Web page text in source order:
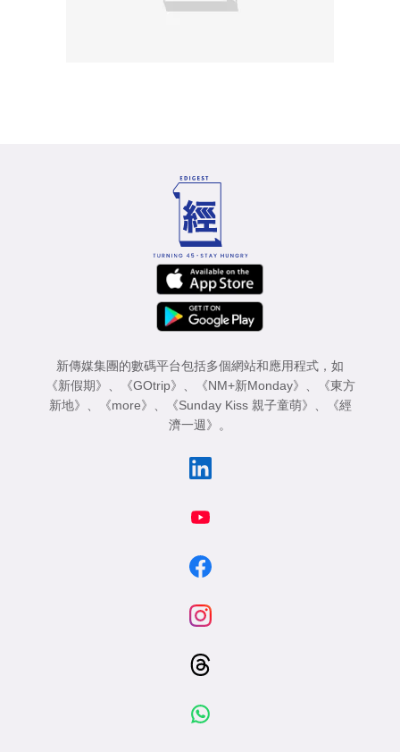
新傳媒集團的數碼平台包括多個網站和應用程式，如
《新假期》
《GOtrip》 《NM+新Monday》
《東方
新地》
《more》 《Sunday Kiss 親子童萌》
《經
濟一週》
。